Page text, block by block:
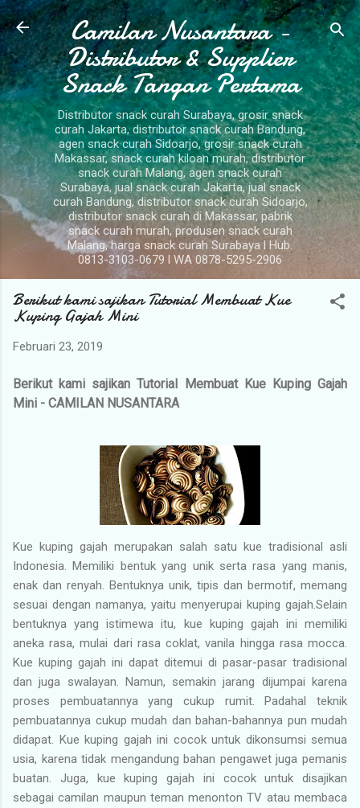
Langsung ke konten utama
Camilan Nusantara -
Distributor & Supplier
Snack Tangan Pertama
Distributor snack curah Surabaya, grosir snack
curah Jakarta, distributor snack curah Bandung,
agen snack curah Sidoarjo, grosir snack curah
Makassar, snack curah kiloan murah, distributor
snack curah Malang, agen snack curah
Surabaya, jual snack curah Jakarta, jual snack
curah Bandung, distributor snack curah Sidoarjo,
distributor snack curah di Makassar, pabrik
snack curah murah, produsen snack curah
Malang, harga snack curah Surabaya l Hub.
0813-3103-0679 l WA 0878-5295-2906
Berikut kami sajikan Tutorial Membuat Kue
Kuping Gajah Mini
Februari 23, 2019
Berikut kami sajikan Tutorial Membuat Kue Kuping Gajah
Mini - CAMILAN NUSANTARA
Kue kuping gajah merupakan salah satu kue tradisional asli
Indonesia. Memiliki bentuk yang unik serta rasa yang manis,
enak dan renyah. Bentuknya unik, tipis dan bermotif, memang
sesuai dengan namanya, yaitu menyerupai kuping gajah.Selain
bentuknya yang istimewa itu, kue kuping gajah ini memiliki
aneka rasa, mulai dari rasa coklat, vanila hingga rasa mocca.
Kue kuping gajah ini dapat ditemui di pasar-pasar tradisional
dan juga swalayan. Namun, semakin jarang dijumpai karena
proses pembuatannya yang cukup rumit. Padahal teknik
pembuatannya cukup mudah dan bahan-bahannya pun mudah
didapat. Kue kuping gajah ini cocok untuk dikonsumsi semua
usia, karena tidak mengandung bahan pengawet juga pemanis
buatan. Juga, kue kuping gajah ini cocok untuk disajikan
sebagai camilan maupun teman menonton TV atau membaca